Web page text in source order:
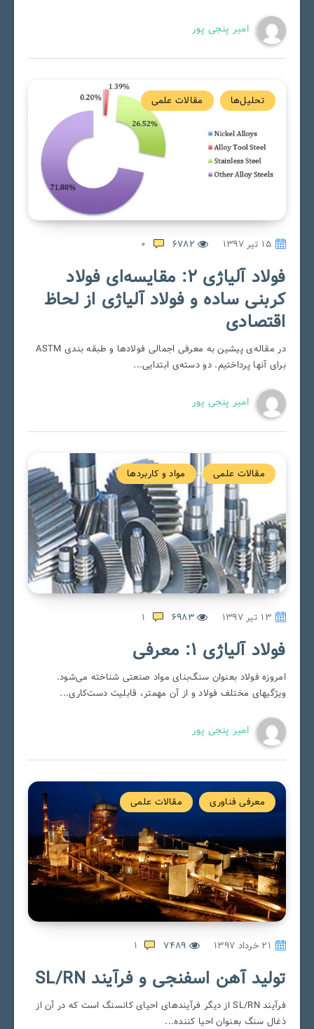
امیر پنجی پور
تحلیل‌ها مقالات علمی
۱۵ تیر ۱۳۹۷ 6782
0
فولاد آلیاژی 2: مقایسه‌ای فولاد
کربنی ساده و فولاد آلیاژی از لحاظ
اقتصادی
در مقاله‌ی پیشین به معرفی اجمالی فولادها و طبقه بندی ASTM
برای آنها پرداختیم. دو دسته‌ی ابتدایی...
امیر پنجی پور
مقالات علمی مواد و کاربردها
۱۳ تیر ۱۳۹۷ 6983
1
فولاد آلیاژی 1: معرفی
امروزه فولاد بعنوان سنگ‌بنای مواد صنعتی شناخته می‌شود.
ویژگیهای مختلف فولاد و از آن مهمتر، قابلیت دست‌کاری...
امیر پنجی پور
معرفی فناوری مقالات علمی
۲۱ خرداد ۱۳۹۷ 1
تولید آهن اسفنجی و فرآیند SL/RN
فرآیند SL/RN از دیگر فرآیندهای احیای کانسنگ است که در آن از
ذغال سنگ بعنوان احیا کننده...